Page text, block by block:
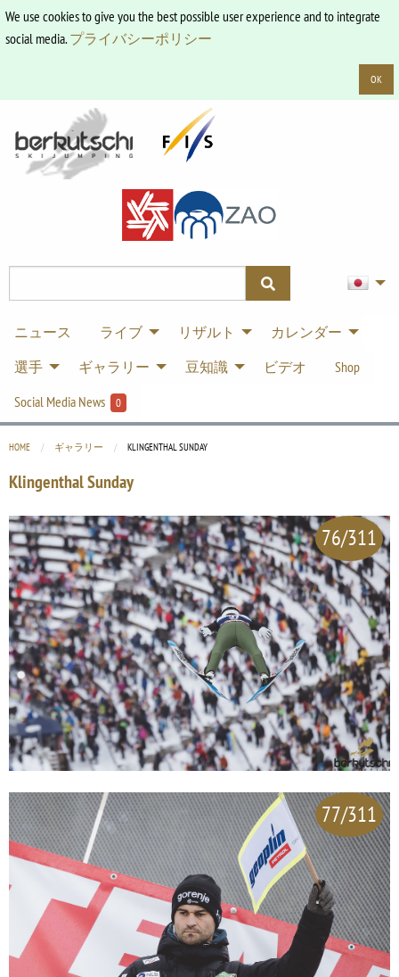
We use cookies to give you the best possible user experience and to integrate
social media.プライバシーポリシー
OK
ニュース ライブ リザルト
カレンダー
選手
ギャラリー 豆知識 ビデオ
Shop
Social Media News
0
HOME ギャラリー CURRENT:
KLINGENTHAL SUNDAY
Klingenthal Sunday
76/311
77/311